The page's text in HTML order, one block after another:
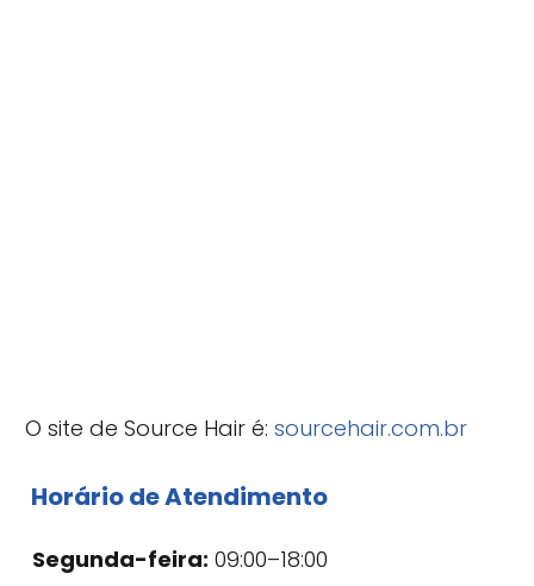
O site de Source Hair é: sourcehair.com.br
Horário de Atendimento
Segunda-feira: 09:00–18:00